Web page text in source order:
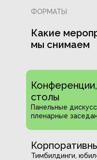
ФОРМАТЫ
Какие
мы снимаем
столы
Панельные
пленарные
Тимбилдинги,